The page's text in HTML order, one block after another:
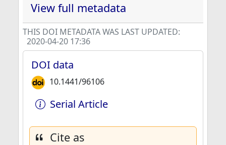
View full metadata
THIS DOI METADATA WAS LAST UPDATED:
2020-04-20 17:36
DOI data
10.1441/96106
Serial Article
Cite as